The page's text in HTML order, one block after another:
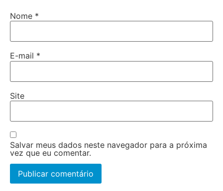
Nome *
E-mail *
Site
Salvar meus dados neste navegador para a próxima
vez que eu comentar.